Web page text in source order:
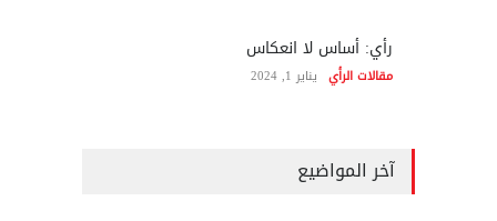
رأي: أساس لا انعكاس
مقالات الرأي يناير 1, 2024
آخر المواضيع